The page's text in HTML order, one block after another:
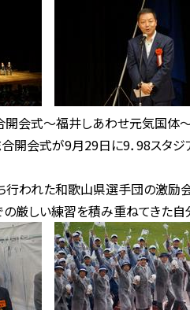
会式～福井しあわせ元気国体～
会式が9月29日に9．98スタジ
われた和歌山県選手団の激励会
厳しい練習を積み重ねてきた自